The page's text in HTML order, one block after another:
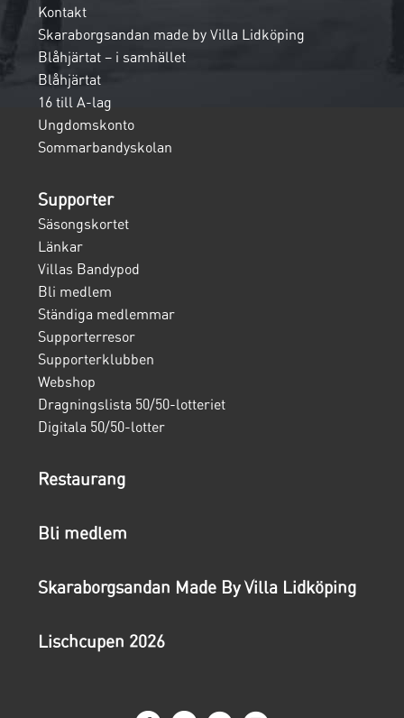
Kontakt
Skaraborgsandan made by Villa Lidköping
Blåhjärtat – i samhället
Blåhjärtat
16 till A-lag
Ungdomskonto
Sommarbandyskolan
Supporter
Säsongskortet
Länkar
Villas Bandypod
Bli medlem
Ständiga medlemmar
Supporterresor
Supporterklubben
Webshop
Dragningslista 50/50-lotteriet
Digitala 50/50-lotter
Restaurang
Bli medlem
Skaraborgsandan Made By Villa Lidköping
Lischcupen 2026